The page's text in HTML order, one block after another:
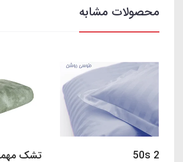
محصولات مشابه
50s 2
تشک